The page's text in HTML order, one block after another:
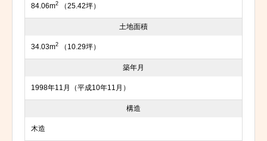
84.06m2 （25.42坪）
土地面積
34.03m2 （10.29坪）
築年月
1998年11月（平成10年11月）
構造
木造